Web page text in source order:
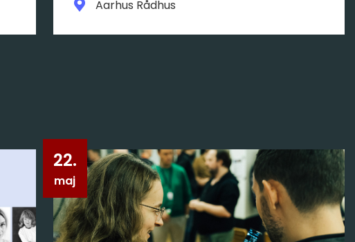
Aarhus Rådhus
22.
maj